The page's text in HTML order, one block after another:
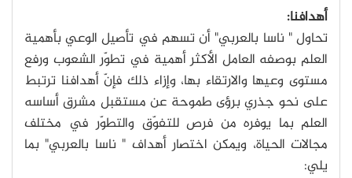
أهدافنا:
تحاول " ناسا بالعربي" أن تسهم في تأصيل الوعي بأهمية
العلم بوصفه العامل الأكثر أهمية في تطوّر الشعوب ورفع
مستوى وعيها والارتقاء بها، وإزاء ذلك فإنّ أهدافنا ترتبط
على نحو جذري برؤى طموحة عن مستقبل مشرق أساسه
العلم بما يوفره من فرص للتفوّق والتطوّر في مختلف
مجالات الحياة، ويمكن اختصار أهداف " ناسا بالعربي" بما
يلي: